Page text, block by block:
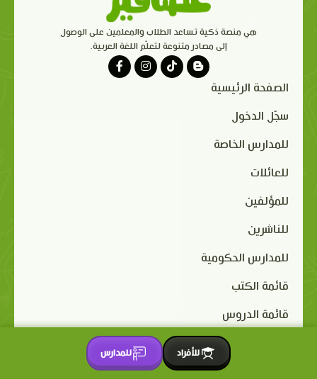
هي منصة ذكية تساعد الطلاب والمعلمين على الوصول
إلى مصادر متنوعة لتعلّم اللغة العربية.
الصفحة الرئيسية
سجّل الدخول
للمدارس الخاصة
للعائلات
للمؤلفين
للناشرين
للمدارس الحكومية
قائمة الكتب
قائمة الدروس
قائمة الألعاب
للأفراد للمدارس